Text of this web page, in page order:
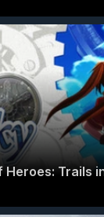
Heroes: Trails